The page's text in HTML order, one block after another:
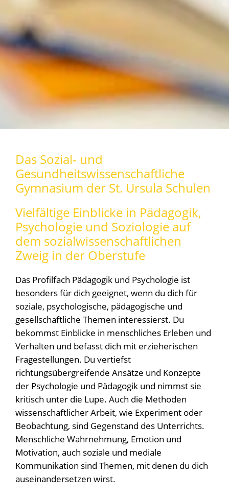
Das Sozial- und
Gesundheitswissenschaftliche
Gymnasium der St. Ursula Schulen
Vielfältige Einblicke in Pädagogik,
Psychologie und Soziologie auf
dem sozialwissenschaftlichen
Zweig in der Oberstufe
Das Profilfach Pädagogik und Psychologie ist
besonders für dich geeignet, wenn du dich für
soziale, psychologische, pädagogische und
gesellschaftliche Themen interessierst. Du
bekommst Einblicke in menschliches Erleben und
Verhalten und befasst dich mit erzieherischen
Fragestellungen. Du vertiefst
richtungsübergreifende Ansätze und Konzepte
der Psychologie und Pädagogik und nimmst sie
kritisch unter die Lupe. Auch die Methoden
wissenschaftlicher Arbeit, wie Experiment oder
Beobachtung, sind Gegenstand des Unterrichts.
Menschliche Wahrnehmung, Emotion und
Motivation, auch soziale und mediale
Kommunikation sind Themen, mit denen du dich
auseinandersetzen wirst.